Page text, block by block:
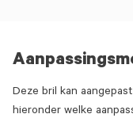
Deze bril kan
hieronder welke